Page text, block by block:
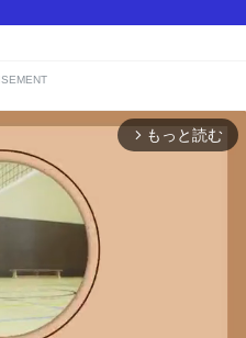
arrow_forward_ios もっと読む